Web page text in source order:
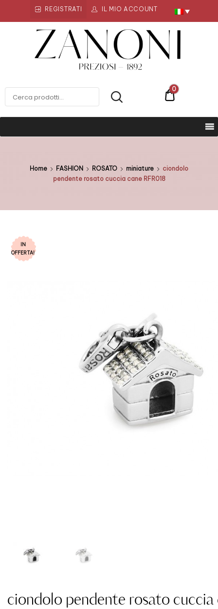
REGISTRATI IL MIO ACCOUNT
ZANONI PREZIOSI €0
0
Home FASHION ROSATO miniature
ciondolo
pendente rosato cuccia cane RFR018
IN
OFFERTA!
ciondolo pendente rosato cuccia